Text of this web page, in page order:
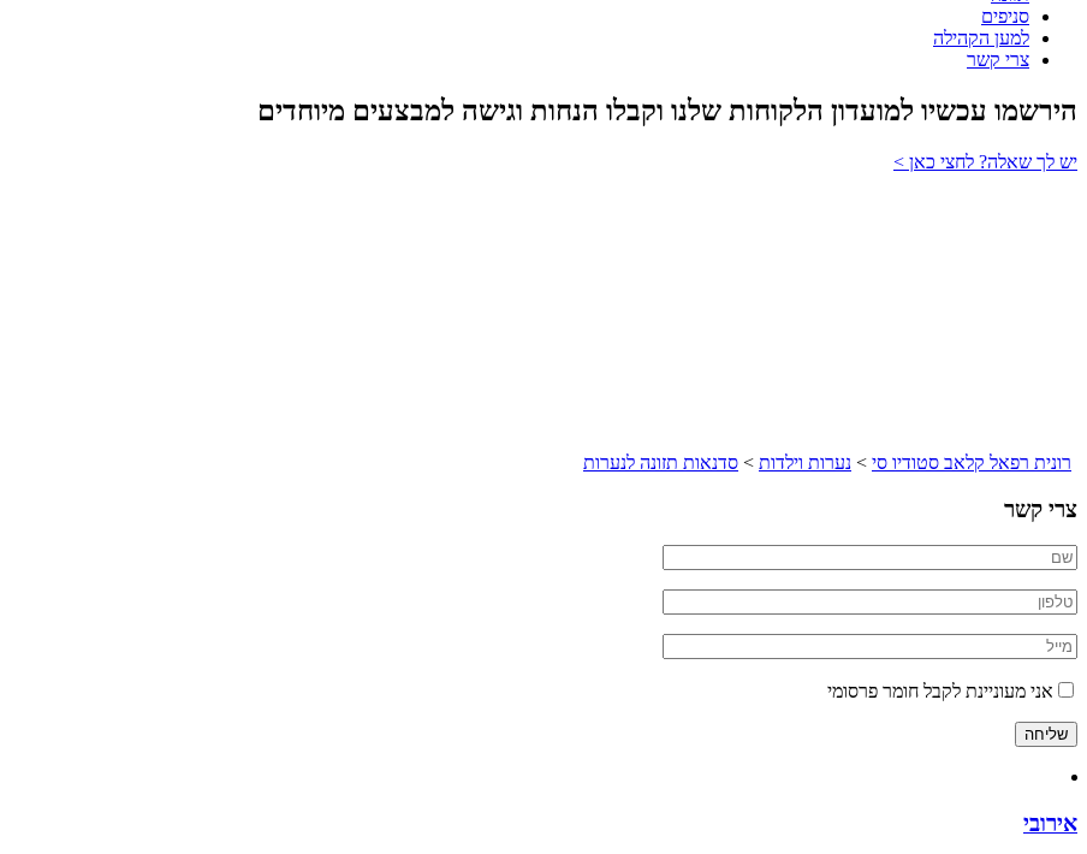
סניפים
למען הקהילה
צרי קשר
הירשמו עכשיו למועדון הלקוחות שלנו וקבלו הנחות וגישה למבצעים מיוחדים
יש לך שאלה? לחצי כאן >
רונית רפאל קלאב סטודיו סי > נערות וילדות > סדנאות תזונה לנערות
צרי קשר
אני מעוניינת לקבל חומר פרסומי
שליחה
אירובי